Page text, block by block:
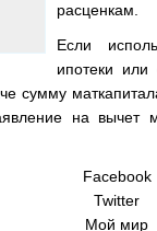
расценкам.
Если
ипотеки или
сумму
на
Facebook
Twitter
Мой мир